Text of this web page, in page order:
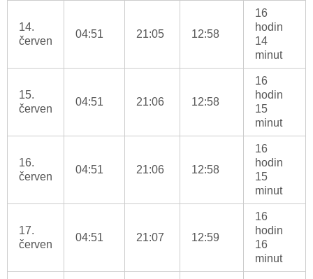
14.
červen
04:51 21:05 12:58
16
hodin
14
minut
15.
červen
04:51 21:06 12:58
16
hodin
15
minut
16.
červen
04:51 21:06 12:58
16
hodin
15
minut
17.
červen
04:51 21:07 12:59
16
hodin
16
minut